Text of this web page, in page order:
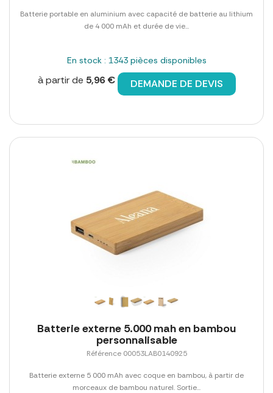
Batterie portable en aluminium avec capacité de batterie au lithium
de 4 000 mAh et durée de vie...
En stock : 1343 pièces disponibles
à partir de 5,96 € DEMANDE DE DEVIS
Batterie externe 5.000 mah en bambou
personnalisable
Référence 00053LAB0140925
Batterie externe 5 000 mAh avec coque en bambou, à partir de
morceaux de bambou naturel. Sortie...